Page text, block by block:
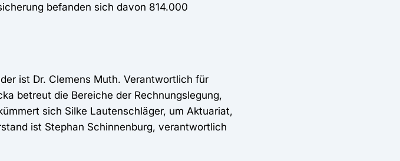
befanden sich davon 814.000
ist Dr. Clemens Muth. Verantwortlich für
betreut die Bereiche der Rechnungslegung,
sich Silke Lautenschläger, um Aktuariat,
ist Stephan Schinnenburg, verantwortlich